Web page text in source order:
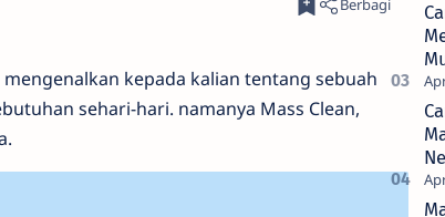
kepada kalian tentang sebuah
sehari-hari. namanya Mass Clean,